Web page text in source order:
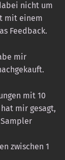
nicht um
mit einem
Feedback.
mir
mit 10
hat mir gesagt,
zwischen 1